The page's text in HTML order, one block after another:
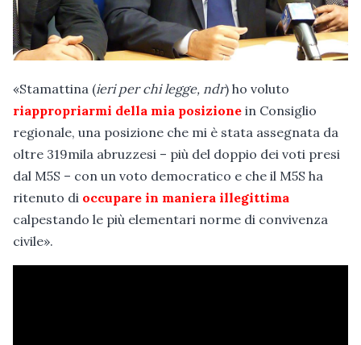
«Stamattina (ieri per chi legge, ndr) ho voluto
riappropriarmi della mia posizione in Consiglio
regionale, una posizione che mi è stata assegnata da
oltre 319mila abruzzesi – più del doppio dei voti presi
dal M5S – con un voto democratico e che il M5S ha
ritenuto di occupare in maniera illegittima
calpestando le più elementari norme di convivenza
civile».